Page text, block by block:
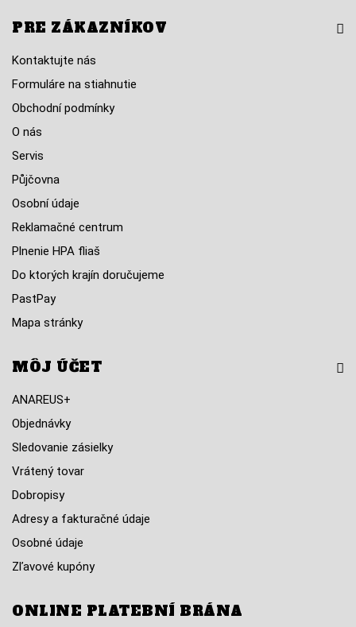
PRE ZÁKAZNÍKOV
Kontaktujte nás
Formuláre na stiahnutie
Obchodní podmínky
O nás
Servis
Půjčovna
Osobní údaje
Reklamačné centrum
Plnenie HPA fliaš
Do ktorých krajín doručujeme
PastPay
Mapa stránky
MÔJ ÚČET
ANAREUS+
Objednávky
Sledovanie zásielky
Vrátený tovar
Dobropisy
Adresy a fakturačné údaje
Osobné údaje
Zľavové kupóny
ONLINE PLATEBNÍ BRÁNA